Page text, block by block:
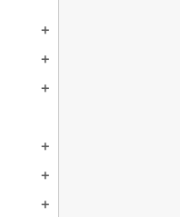
add
add
add
add
add
add